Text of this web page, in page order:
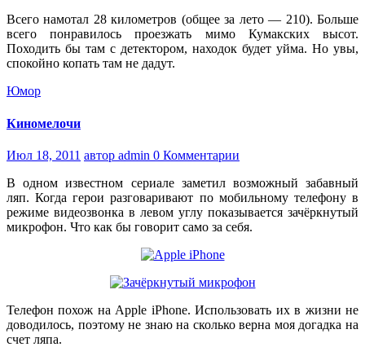
Всего намотал 28 километров (общее за лето — 210). Больше
всего понравилось проезжать мимо Кумакских высот.
Походить бы там с детектором, находок будет уйма. Но увы,
спокойно копать там не дадут.
Юмор
Киномелочи
Июл 18, 2011 автор admin 0 Комментарии
В одном известном сериале заметил возможный забавный
ляп. Когда герои разговаривают по мобильному телефону в
режиме видеозвонка в левом углу показывается зачёркнутый
микрофон. Что как бы говорит само за себя.
Телефон похож на Apple iPhone. Использовать их в жизни не
доводилось, поэтому не знаю на сколько верна моя догадка на
счет ляпа.